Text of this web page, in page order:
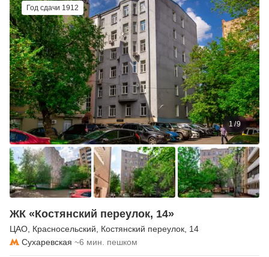
Год сдачи 1912
1/9
ЖК «Костянский переулок, 14»
ЦАО Красносельский Костянский переулок , 14
Сухаревская ~6 мин. пешком